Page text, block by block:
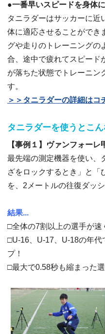
●一番早いスピードを身体
タニラダーはサッカーに近
体に適応させることができ
グや走りのトレーニングの
合、途中で疲れてスピード
が落ちた状態でトレーニン
す。
＞＞タニラダーの詳細はコ
タニラダーを使うとこ
【事例１】ヴァンフォー
最先端の測定機器を使い、
ざをロックするとき」と「
を、2メートルの往復ダッ
結果...
□全体の7割以上の選手が速
□U-16、U-17、U-18の年代
プ！
□最大で0.58秒も縮まった